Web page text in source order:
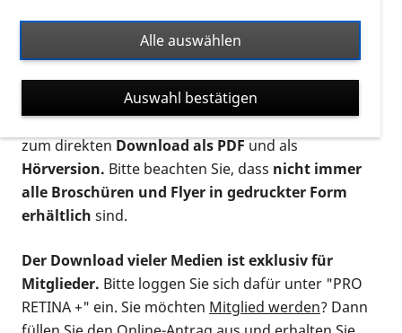
Ort. Nutzen Sie den Formatfilter, um ausschließlich
nach Flyern und Broschüren, Audios oder Videos zu
suchen. Die meisten Flyer und Broschüren werden in
verschiedenen Formaten angeboten: zur
postalischen Bestellung als gedruckte Variante
zum direktenDownload als PDFund als
Hörversion. Bitte beachten Sie, dass nicht immer
alle Broschüren und Flyer in gedruckter Form
erhältlich sind.
Der Download vieler Medien ist exklusiv für
Mitglieder. Bitte loggen Sie sich dafür unter "PRO
RETINA +" ein. Sie möchten Mitglied werden? Dann
Alle auswählen
Auswahl bestätigen